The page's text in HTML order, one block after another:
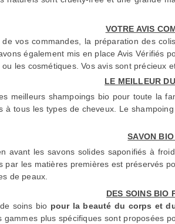
VOTRE AVIS
vos commandes, la préparation des
également mis en place Avis
les cosmétiques. Vos avis sont précieux
LE MEILLEUR
meilleurs shampoings bio pour toute la
à tous les types de cheveux. Le
SAVON
avant les savons solides saponifiés à
par les matières premières est préservés
de peaux.
DES SOINS BIO
soins bio pour la beauté du corps et
plus spécifiques sont proposées